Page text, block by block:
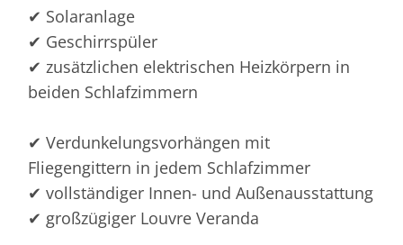
✔ Solaranlage
✔ Geschirrspüler
✔ zusätzlichen elektrischen Heizkörpern in
beiden Schlafzimmern
✔ Verdunkelungsvorhängen mit
Fliegengittern in jedem Schlafzimmer
✔ vollständiger Innen- und Außenausstattung
✔ großzügiger Louvre Veranda